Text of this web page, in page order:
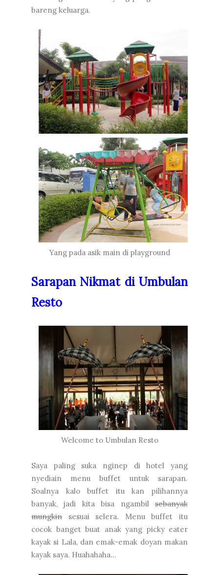
bareng keluarga.
Yang pada asik main di playground
Sarapan Nikmat di Umbulan
Resto
Welcome to Umbulan Resto
Saya paling suka nginep di hotel yang
nyediain menu buffet untuk sarapan.
Soalnya kalo buffet itu kan pilihannya
banyak, jadi kita bisa ngambil sebanyak
mungkin sesuai selera. Menu buffet itu
cocok banget buat anak yang picky eater
kayak si Lala, dan emak-emak doyan makan
kayak saya. Huahahaha...